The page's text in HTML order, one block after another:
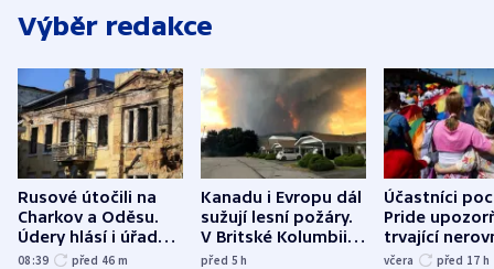
Výběr redakce
Rusové útočili na
Charkov a Oděsu.
Údery hlásí i úřady v
Bělgorodu
08:39 před 46 m
Kanadu i Evropu dál
sužují lesní požáry.
V Britské Kolumbii
evakuovali tisíce lidí
před 5h
Účastníci
Pride
trvající
včera před 17 h